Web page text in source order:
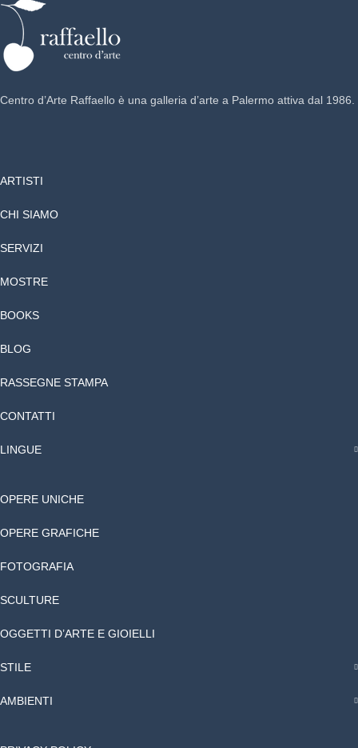
Centro d’Arte Raffaello è una galleria d’arte a Palermo attiva dal 1986.
ARTISTI
CHI SIAMO
SERVIZI
MOSTRE
BOOKS
BLOG
RASSEGNE STAMPA
CONTATTI
LINGUE
OPERE UNICHE
OPERE GRAFICHE
FOTOGRAFIA
SCULTURE
OGGETTI D’ARTE E GIOIELLI
STILE
AMBIENTI